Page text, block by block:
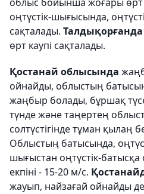
облыс бойынша жоғары өрт
оңтүстік-шығысында,
сақталады. Талдықорғанда
өрт каупі сақталады.
Қостанай облысында
ойнайды, облыстың
жаңбыр болады, бұршақ
түнде және таңертең
солтүстігінде тұман қылаң
Облыстың батысында,
шығыстан оңтүстік-
екпіні - 15-20 м/с.
жауып, найзағай ойнайды